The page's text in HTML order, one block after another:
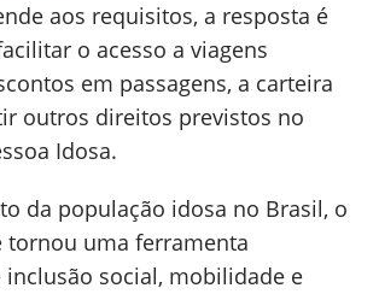
aos requisitos, a resposta é
o acesso a viagens
em passagens, a carteira
outros direitos previstos no
Idosa.
da população idosa no Brasil, o
tornou uma ferramenta
social, mobilidade e